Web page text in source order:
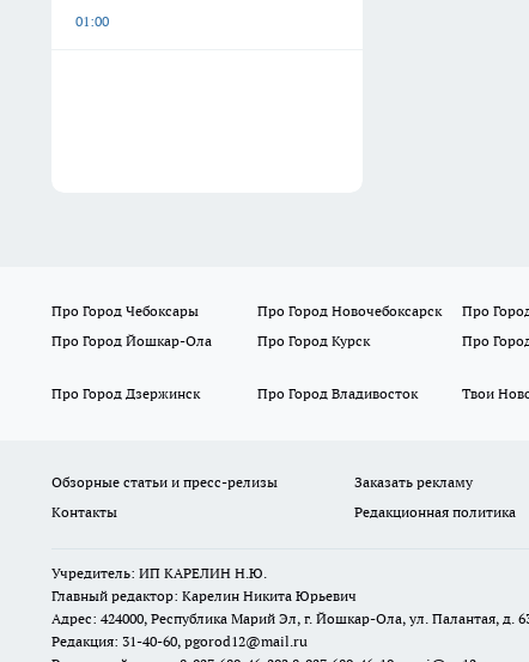
01:00
Про Город Чебоксары Про Город Новочебоксарск Про
Про Город Йошкар-Ола
Про Город Курск Про
Про Город Дзержинск
Про Город Владивосток Твои
Обзорные статьи и пресс-релизы Заказать рекламу
Контакты
Редакционная политика
Учредитель: ИП КАРЕЛИН Н.Ю.
Главный редактор: Карелин Никита Юрьевич
Адрес: 424000, Республика Марий Эл, г. Йошкар-Ола, ул. Палантая, д.
Редакция: 31-40-60, pgorod12@mail.ru